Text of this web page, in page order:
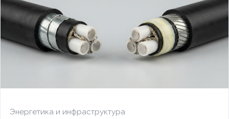
Энергетика и инфраструктура